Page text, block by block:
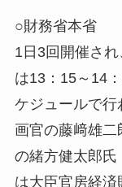
○財務省本省
1日3回開催さ
は13：15～14
ケジュールで行
画官の藤﨑雄
の緒方健太郎氏
は大臣官房経